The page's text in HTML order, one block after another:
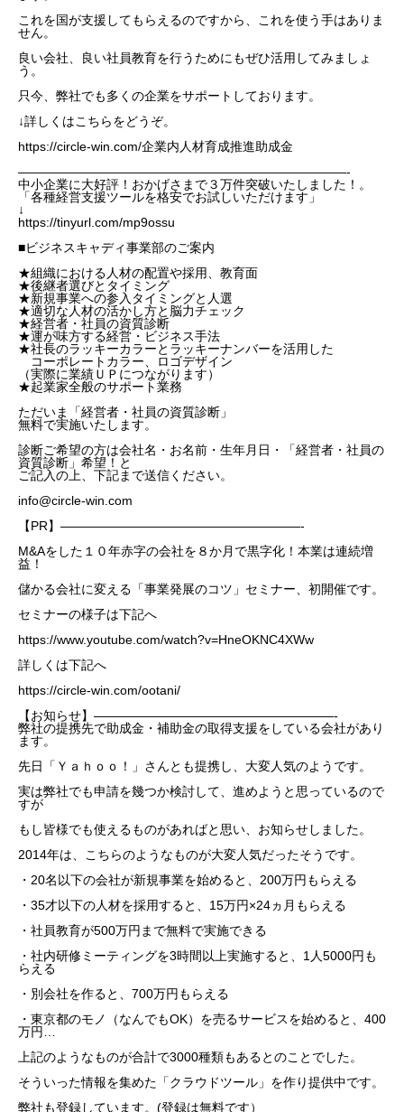
スタッフブログ
SERVICE
会社概要
お問い合わせ
無料メルマガ登録
特定商取引法に基づく表記
トップページ スタッフブログ SERVICE
これを国が支援してもらえるのですから、これを使う手はありま
せん。
良い会社、良い社員教育を行うためにもぜひ活用してみましょ
う。
只今、弊社でも多くの企業をサポートしております。
↓詳しくはこちらをどうぞ。
https://circle-win.com/企業内人材育成推進助成金
——————————————————————————-
中小企業に大好評！おかげさまで３万件突破いたしました！。
「各種経営支援ツールを格安でお試しいただけます」
↓
https://tinyurl.com/mp9ossu
■ビジネスキャディ事業部のご案内
★組織における人材の配置や採用、教育面
★後継者選びとタイミング
★新規事業への参入タイミングと人選
★適切な人材の活かし方と脳力チェック
★経営者・社員の資質診断
★運が味方する経営・ビジネス手法
★社長のラッキーカラーとラッキーナンバーを活用した
コーポレートカラー、ロゴデザイン
（実際に業績ＵＰにつながります）
★起業家全般のサポート業務
ただいま「経営者・社員の資質診断」
無料で実施いたします。
診断ご希望の方は会社名・お名前・生年月日・「経営者・社員の
資質診断」希望！と
ご記入の上、下記まで送信ください。
info@circle-win.com
【PR】———————————————————-
M&Aをした１０年赤字の会社を８か月で黒字化！本業は連続増
益！
儲かる会社に変える「事業発展のコツ」セミナー、初開催です。
セミナーの様子は下記へ
https://www.youtube.com/watch?v=HneOKNC4XWw
詳しくは下記へ
https://circle-win.com/ootani/
【お知らせ】———————————————————-
弊社の提携先で助成金・補助金の取得支援をしている会社があり
ます。
先日「Ｙａｈｏｏ！」さんとも提携し、大変人気のようです。
実は弊社でも申請を幾つか検討して、進めようと思っているので
すが
もし皆様でも使えるものがあればと思い、お知らせしました。
2014年は、こちらのようなものが大変人気だったそうです。
・20名以下の会社が新規事業を始めると、200万円もらえる
・35才以下の人材を採用すると、15万円×24ヵ月もらえる
・社員教育が500万円まで無料で実施できる
・社内研修ミーティングを3時間以上実施すると、1人5000円も
らえる
・別会社を作ると、700万円もらえる
・東京都のモノ（なんでもOK）を売るサービスを始めると、400
万円…
上記のようなものが合計で3000種類もあるとのことでした。
そういった情報を集めた「クラウドツール」を作り提供中です。
弊社も登録しています。(登録は無料です）